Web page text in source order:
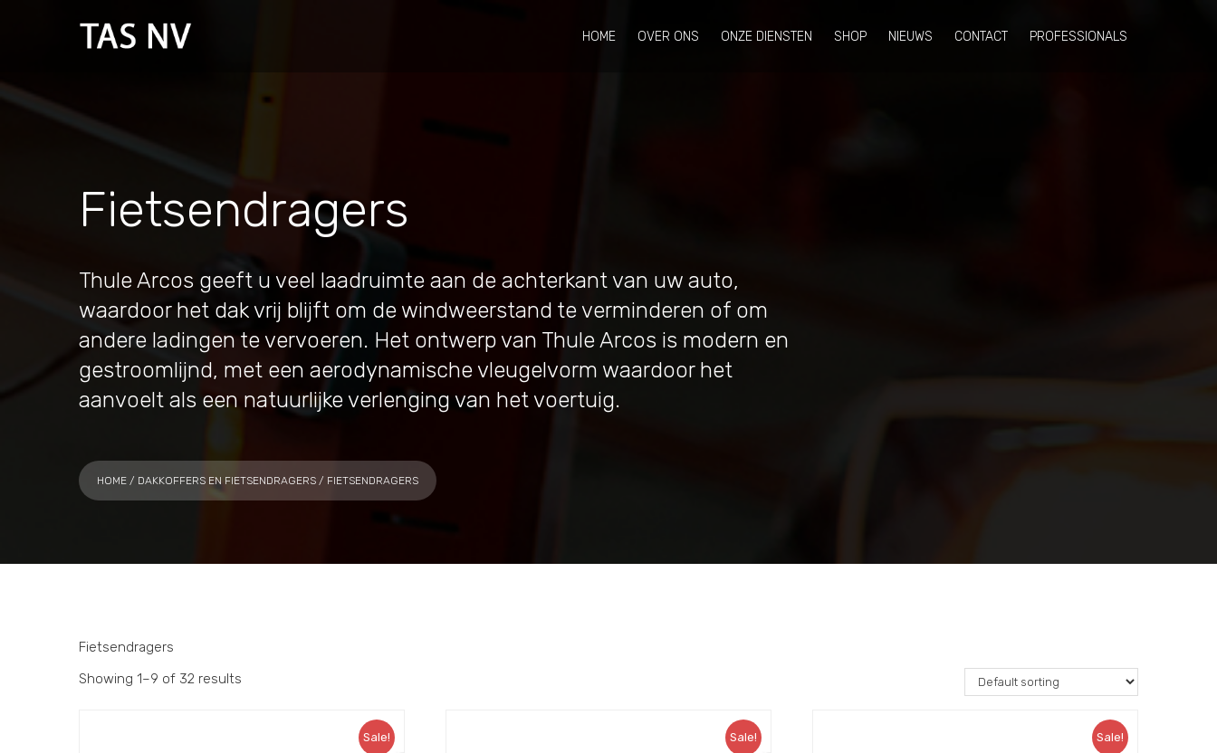
HOME OVER ONS ONZE DIENSTEN SHOP NIEUWS CONTACT PROFESSIONALS
Fietsendragers
Thule Arcos geeft u veel laadruimte aan de achterkant van uw auto,
waardoor het dak vrij blijft om de windweerstand te verminderen of om
andere ladingen te vervoeren. Het ontwerp van Thule Arcos is modern en
gestroomlijnd, met een aerodynamische vleugelvorm waardoor het
aanvoelt als een natuurlijke verlenging van het voertuig.
HOME / DAKKOFFERS EN FIETSENDRAGERS / FIETSENDRAGERS
Fietsendragers
Showing 1–9 of 32 results
Sale! Sale! Sale!